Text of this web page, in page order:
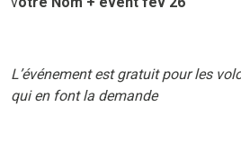
L’événement est gratuit pour les
qui en font la demande